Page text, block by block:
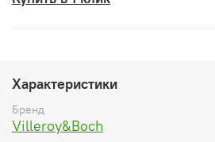
Характеристики
Бренд
Villeroy&Boch